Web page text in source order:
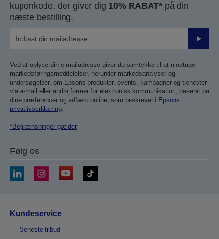
kuponkode, der giver dig 10% RABAT* på din
næste bestilling.
Send
Ved at oplyse din e-mailadresse giver du samtykke til at modtage
markedsføringsmeddelelser, herunder markedsanalyser og
undersøgelser, om Epsons produkter, events, kampagner og tjenester
via e-mail eller andre former for elektronisk kommunikation, baseret på
dine præferencer og adfærd online, som beskrevet i Epsons
privatlivserklæring.
*Begrænsninger gælder
Følg os
Kundeservice
Seneste tilbud